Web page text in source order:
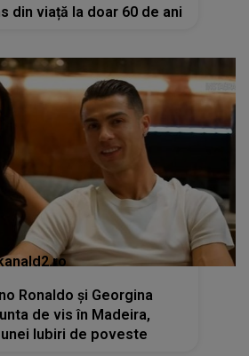
Ronaldo și Georgina
de vis în Madeira,
Iubiri de poveste